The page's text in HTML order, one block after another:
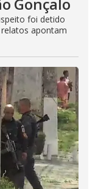
foi detido
apontam